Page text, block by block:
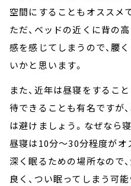
空間にすることもオススメ
ただ、ベッドの近くに背の
感を感じてしまうので、腰
いかと思います。
また、近年は昼寝をするこ
待できることも有名ですが
は避けましょう。なぜなら
昼寝は10分～30分程度がオ
深く眠るための場所なので
良く、つい眠ってしまう可